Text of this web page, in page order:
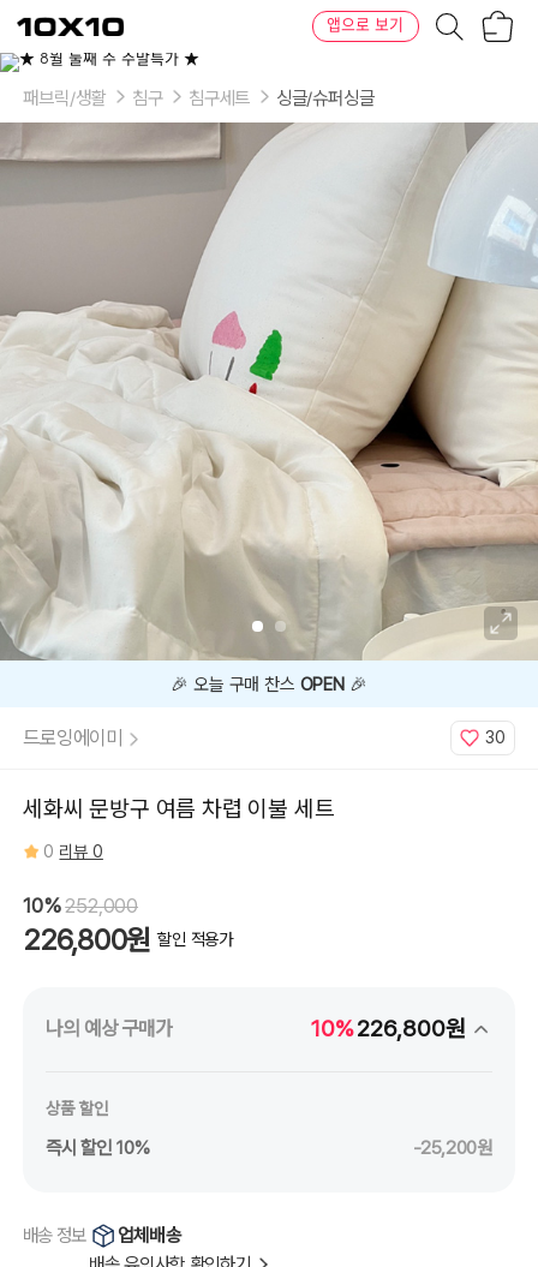
텐
바
텐
앱으로 보기
패브릭/생활 침구 침구세트 싱글/슈퍼싱글
지금10%할인 중 🔥
드로잉에이미 30
세화씨 문방구 여름 차렵 이불 세트
0 리뷰 0
10%252,000
226,800원 할인 적용가
나의 예상 구매가 10%226,800원
상품 할인
즉시 할인 10% -25,200원
배송 정보
업체배송